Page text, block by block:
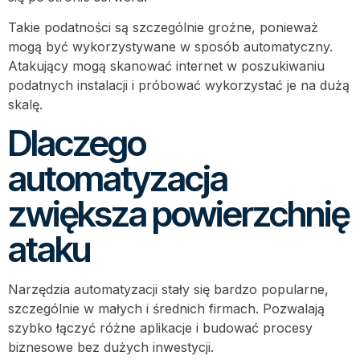
Takie podatności są szczególnie groźne, ponieważ
mogą być wykorzystywane w sposób automatyczny.
Atakujący mogą skanować internet w poszukiwaniu
podatnych instalacji i próbować wykorzystać je na dużą
skalę.
Dlaczego
automatyzacja
zwiększa powierzchnię
ataku
Narzędzia automatyzacji stały się bardzo popularne,
szczególnie w małych i średnich firmach. Pozwalają
szybko łączyć różne aplikacje i budować procesy
biznesowe bez dużych inwestycji.